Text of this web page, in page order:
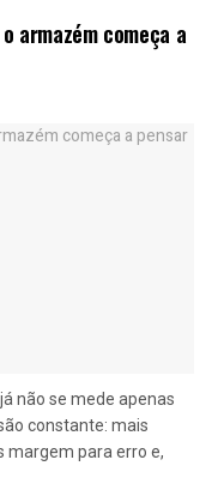
armazém começa a
não se mede apenas
constante: mais
margem para erro e,